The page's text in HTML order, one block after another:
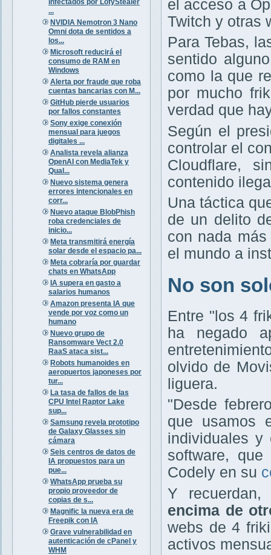
...
NVIDIA Nemotron 3 Nano
Omni dota de sentidos a
los...
Microsoft reducirá el
consumo de RAM en
Windows
Alerta por fraude que roba
cuentas bancarias con M...
GitHub pierde usuarios
por fallos constantes
Sony exige conexión
mensual para juegos
digitales ...
Analista revela alianza
OpenAI con MediaTek y
Qual...
Nuevo sistema genera
errores intencionales en
corr...
Nuevo ataque BlobPhish
roba credenciales de
inicio...
Meta transmitirá energía
solar desde el espacio pa...
Meta cobraría por guardar
chats en WhatsApp
IA supera en gasto a
salarios humanos
Amazon presenta IA que
vende por voz como un
humano
Nuevo grupo de
Ransomware Vect 2.0
RaaS ataca sist...
Robots humanoides en
aeropuertos japoneses por
tur...
La tasa de fallos de las
CPU Intel Raptor Lake
sup...
Samsung revela prototipo
de Galaxy Glasses sin
cámara
Seis centros de datos de
IA propuestos para un
pue...
WhatsApp prueba su
propio proveedor de
copias de s...
Magnific la nueva era de
Freepik con IA
Grave vulnerabilidad en
autenticación de cPanel y
WHM
el acceso a
Twitch y otras
Para Tebas,
sentido
como la que
por mucho
verdad que
Según el
controlar el
Cloudflare,
contenido
Una táctica
de un delito
con nada
el mundo a
No son
Entre "los 4
ha negado
olvido de
liguera.
"Desde
que usamos
individuales y
software,
Codely en su
Y
encima de
webs de 4
activos